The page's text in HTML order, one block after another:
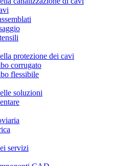
protezione dei cavi
corrugato
flessibile
soluzioni
servizi